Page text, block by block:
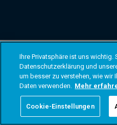
Ihre Privatsphäre ist uns wichtig.
Datenschutzerklärung und
um besser zu verstehen, wie wir
Daten verwenden. Mehr
Cookie-Einstellungen